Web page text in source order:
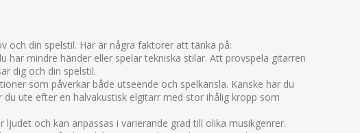
din spelstil. Här är några faktorer att tänka på:
har mindre händer eller spelar tekniska stilar. Att provspela gitarren
dig och din spelstil.
som påverkar både utseende och spelkänsla. Kanske har du
ute efter en halvakustisk elgitarr med stor ihålig kropp som
och kan anpassas i varierande grad till olika musikgenrer.